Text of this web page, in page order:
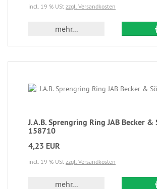
incl. 19 % USt zzgl. Versandkosten
mehr...
J.A.B. Sprengring Ring JAB Becker &
158710
4,23 EUR
incl. 19 % USt zzgl. Versandkosten
mehr...